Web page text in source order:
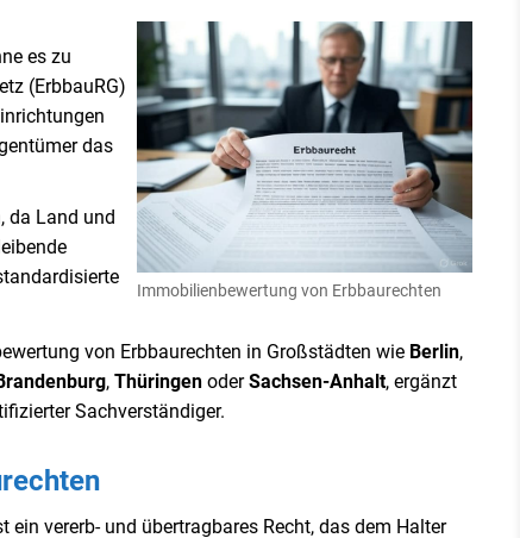
es zu
(ErbbauRG)
das
da Land und
Immobilienbewertung von Erbbaurechten
von Erbbaurechten in Großstädten wie Berlin,
, Thüringen oderSachsen-Anhalt, ergänzt
Sachverständiger.
ein vererb- und übertragbares Recht, das dem Halter